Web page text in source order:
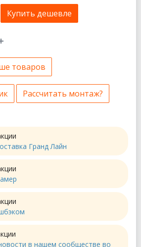
Купить дешевле
товаров
Рассчитать монтаж?
Гранд Лайн
в нашем сообществе во